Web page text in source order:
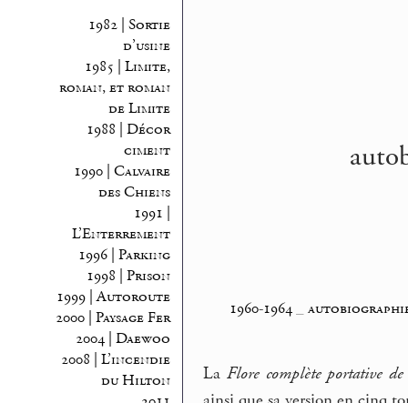
1982 | Sortie
d’usine
1985 | Limite,
roman, et roman
de Limite
1988 | Décor
ciment
1990 | Calvaire
des Chiens
1991 |
L’Enterrement
1996 | Parking
1998 | Prison
1999 | Autoroute
2000 | Paysage Fer
2004 | Daewoo
2008 | L’incendie
du Hilton
1960-1964_
La Flore complète portative